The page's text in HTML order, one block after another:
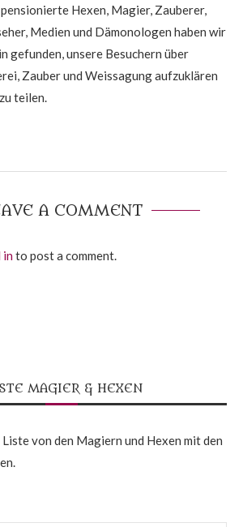
Hexen, Magier, Zauberer,
Medien und Dämonologen haben wir
gefunden, unsere Besuchern über
Zauber und Weissagung aufzuklären
teilen.
A COMMENT
into post a comment.
MAGIER & HEXEN
von den Magiern und Hexen mit den